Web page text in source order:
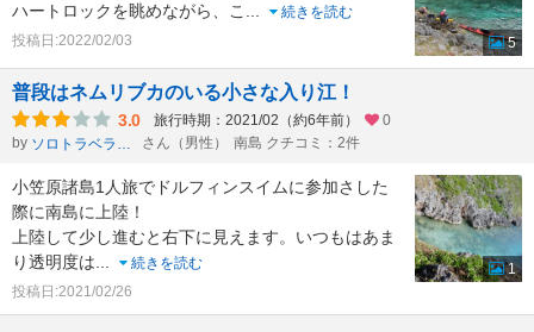
ハートロックを眺めながら、こ ...
続きを読む
投稿日:2022/02/03
5
普段はネムリブカのいる小さな入り江！
3.0 旅行時期：2021/02（約6年前）
0
by
ソロトラベラーたけし さん（男性） 南島 クチコミ：2件
小笠原諸島1人旅でドルフィンスイムに参加さした
際に南島に上陸！
上陸して少し進むと右下に見えます。いつもはあま
り透明度は...
続きを読む
投稿日:2021/02/26
1